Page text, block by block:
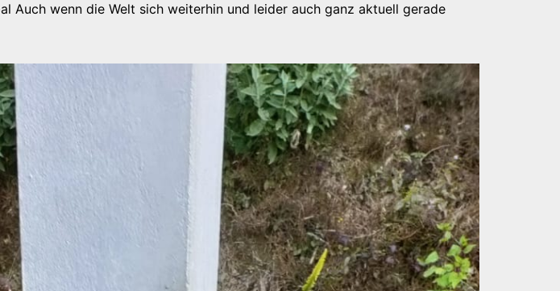
Auch wenn die Welt sich weiterhin und leider auch ganz aktuell gerade